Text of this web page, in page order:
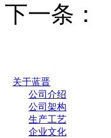
下一条：
关于蓝晋
公司介绍
公司架构
生产工艺
企业文化